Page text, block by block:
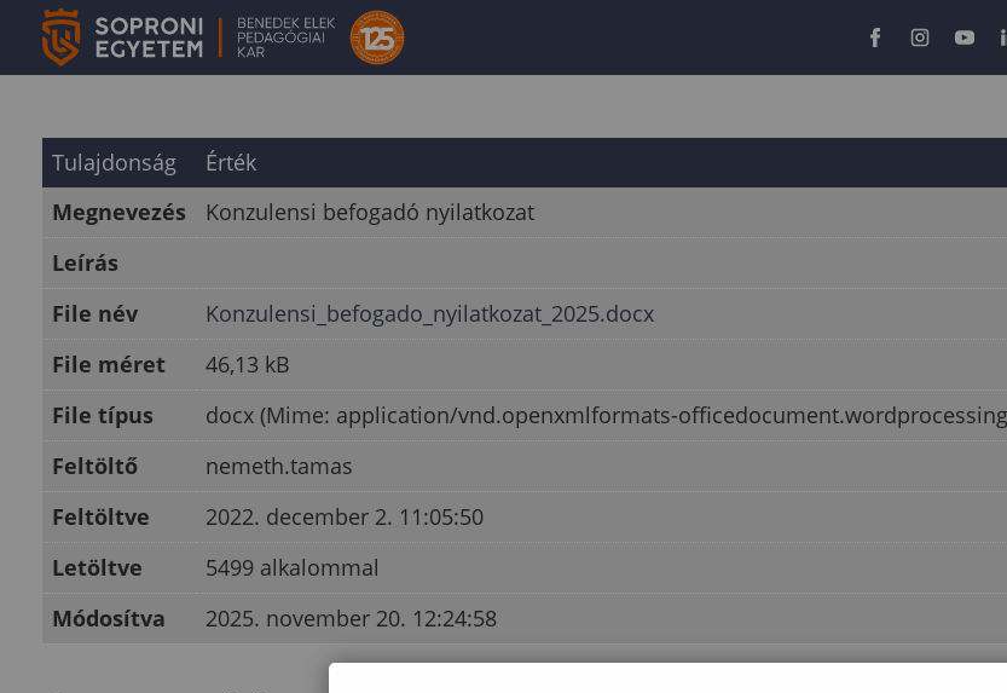
Tulajdonság
Érték
Megnevezés
Konzulensi befogadó nyilatkozat
Leírás
File név
Konzulensi_befogado_nyilatkozat_2025.docx
File méret
46,13 kB
File típus
docx (Mime: application/vnd.openxmlformats-
Feltöltő
nemeth.tamas
Feltöltve
2022. december 2. 11:05:50
Letöltve
5499 alkalommal
Módosítva
2025. november 20. 12:24:58